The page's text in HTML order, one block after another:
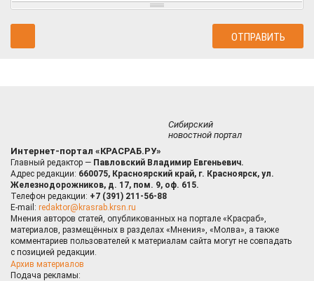
Сибирский
новостной портал
Интернет-портал «КРАСРАБ.РУ»
Главный редактор — Павловский Владимир Евгеньевич.
Адрес редакции: 660075, Красноярский край, г. Красноярск, ул.
Железнодорожников, д. 17, пом. 9, оф. 615.
Телефон редакции: +7 (391) 211-56-88
E-mail: redaktor@krasrab.krsn.ru
Мнения авторов статей, опубликованных на портале «Красраб»,
материалов, размещённых в разделах «Мнения», «Молва», а также
комментариев пользователей к материалам сайта могут не совпадать
с позицией редакции.
Архив материалов
Подача рекламы: